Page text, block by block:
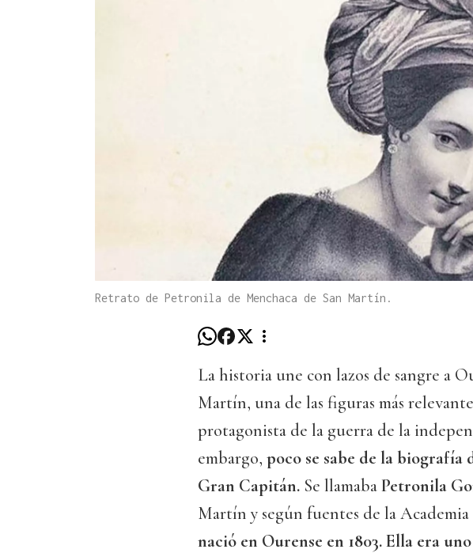
Retrato de Petronila de Menchaca de San Martín.
La historia une con lazos de sangre a
Martín, una de las figuras más
protagonista de la guerra de la
embargo, poco se sabe de la biografía
Gran Capitán. Se llamabaPetronila
Martín y según fuentes de la
nació en Ourense en 1803. Ella era